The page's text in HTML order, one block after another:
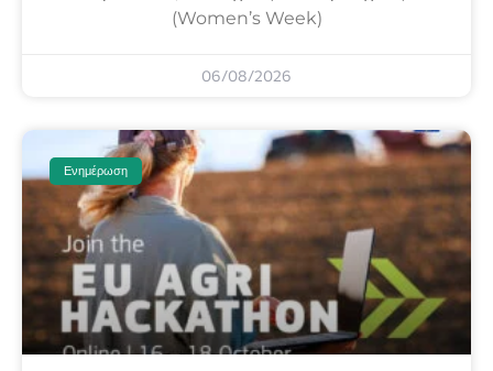
(Women’s Week)
06/08/2026
Ενημέρωση